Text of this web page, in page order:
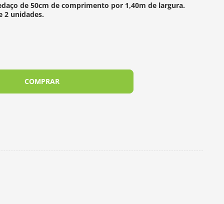
de 50cm de comprimento por 1,40m de largura.
2 unidades.
COMPRAR